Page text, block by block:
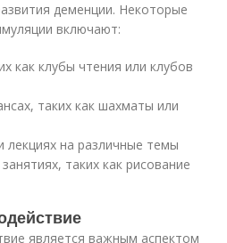
деменции. Некоторые
включают:
как клубы чтения или клубов
таких как шахматы или
лекциях на различные темы
таких как рисование
является важным аспектом